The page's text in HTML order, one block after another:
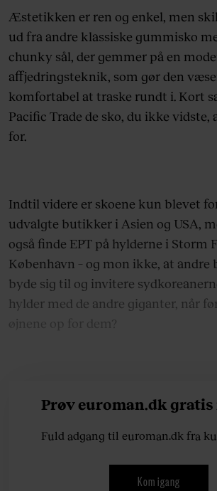
Æstetikken er ren og enkel, men
ud fra andre klassiske gummisko
chunky sål, der gemmer på en
affjedringsteknik, som gør den
komfortabel at traske rundt i. Kort
Pacific Trade de sko, du ikke vidste,
for.
Indtil videre er skoene kun blevet
udvalgte butikker i Asien og USA,
også finde EPT på hylderne i Storm
København – og mon ikke, at
byde sig til og invitere
hylder med de andre giganter, når
øjnene op for dem?
Prøv euroman.dk gratis
Fuld adgang til euroman.dk fra
Kom igang